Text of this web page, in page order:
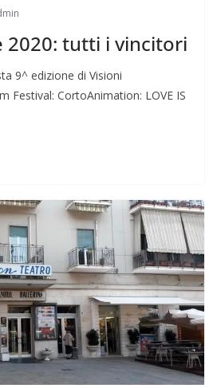
2020: tutti i vincitori
9^ edizione di Visioni
Festival: CortoAnimation: LOVE IS